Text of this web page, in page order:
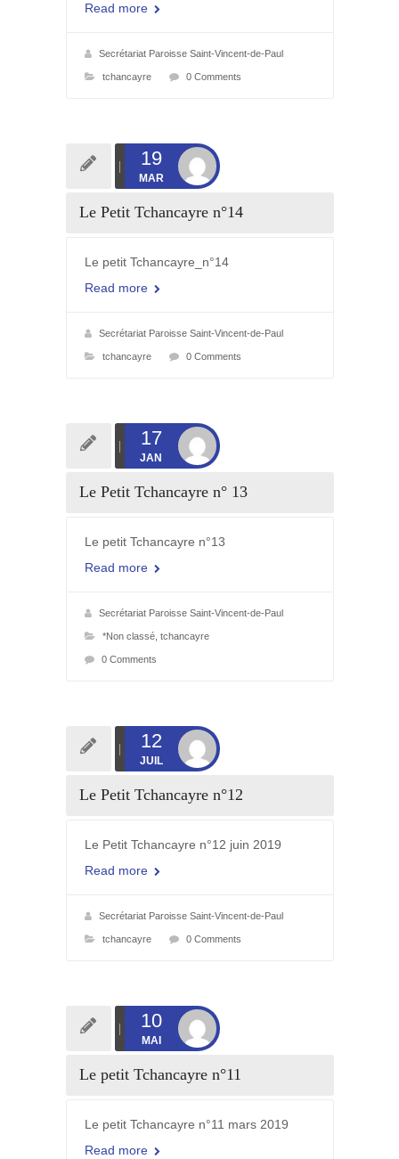
Read more
Secrétariat Paroisse Saint-Vincent-de-Paul
tchancayre 0 Comments
19
MAR
Le Petit Tchancayre n°14
Le petit Tchancayre_n°14
Read more
Secrétariat Paroisse Saint-Vincent-de-Paul
tchancayre 0 Comments
17
JAN
Le Petit Tchancayre n° 13
Le petit Tchancayre n°13
Read more
Secrétariat Paroisse Saint-Vincent-de-Paul
*Non classé, tchancayre
0 Comments
12
JUIL
Le Petit Tchancayre n°12
Le Petit Tchancayre n°12 juin 2019
Read more
Secrétariat Paroisse Saint-Vincent-de-Paul
tchancayre 0 Comments
10
MAI
Le petit Tchancayre n°11
Le petit Tchancayre n°11 mars 2019
Read more